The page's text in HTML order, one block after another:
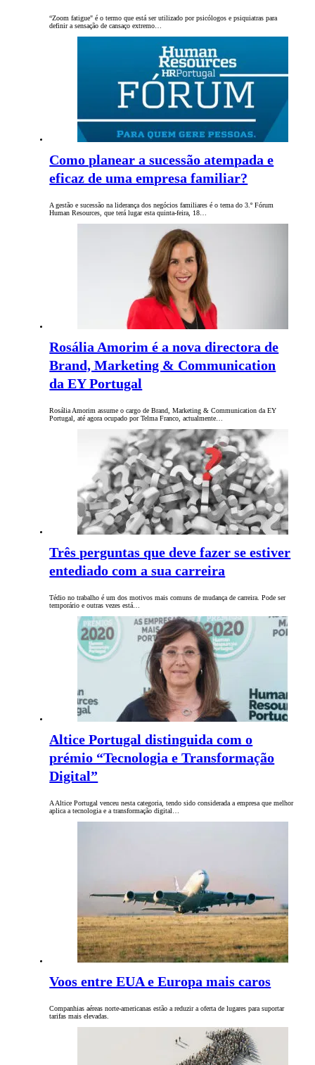
“Zoom fatigue" é o termo que está ser utilizado por psicólogos e psiquiatras para
definir a sensação de cansaço extremo…
Como planear a sucessão atempada e
eficaz de uma empresa familiar?
A gestão e sucessão na liderança dos negócios familiares é o tema do 3.º Fórum
Human Resources, que terá lugar esta quinta-feira, 18…
Rosália Amorim é a nova directora de
Brand, Marketing & Communication
da EY Portugal
Rosália Amorim assume o cargo de Brand, Marketing & Communication da EY
Portugal, até agora ocupado por Telma Franco, actualmente…
Três perguntas que deve fazer se estiver
entediado com a sua carreira
Tédio no trabalho é um dos motivos mais comuns de mudança de carreira. Pode ser
temporário e outras vezes está…
Altice Portugal distinguida com o
prémio “Tecnologia e Transformação
Digital”
A Altice Portugal venceu nesta categoria, tendo sido considerada a empresa que melhor
aplica a tecnologia e a transformação digital…
Voos entre EUA e Europa mais caros
Companhias aéreas norte-americanas estão a reduzir a oferta de lugares para suportar
tarifas mais elevadas.